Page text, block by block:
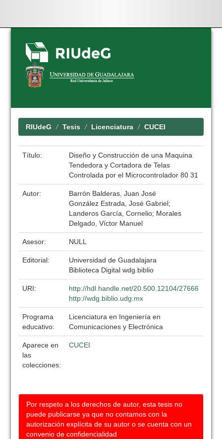
Skip
navigation
RIUdeG Tesis Licenciatura CUCEI
Título:
Diseño y Construcción de una Maquina
Tendedora y Cortadora de Telas
Controlada por el Microcontrolador 80 31
Autor:
Barrón Balderas, Juan José
González Estrada, José Gabriel;
Landeros García, Cornelio; Morales
Delgado, Víctor Manuel
Asesor: NULL
Editorial:
Universidad de Guadalajara
Biblioteca Digital wdg.biblio
URI:
http://hdl.handle.net/20.500.12104/27666
http://wdg.biblio.udg.mx
Programa
educativo:
Licenciatura en Ingeniería en
Comunicaciones y Electrónica
Aparece en
las
colecciones:
CUCEI
Por respeto a los derechos de autor, esta tesis no
puede publicarse ya que no contamos con la
autorización explícita de su autor o se cuenta con un
convenio de confidencialidad